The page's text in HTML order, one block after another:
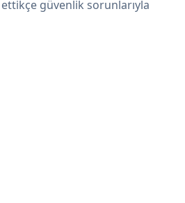
güvenlik sorunlarıyla